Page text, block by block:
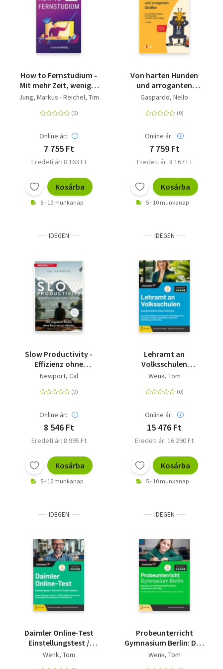
How to Fernstudium -
Mit mehr Zeit, weniger
Stress und besseren
berufsbegleitende
Jung, Markus - Reichel, Tim
Online ár:
7 755 Ft
Eredeti ár: 8 163 Ft
Kosárba
5 - 10 munkanap
Von harten Hunden
und arroganten
Giraffen - Der richtige
im Beruf und im Alltag
Gaspardo, Nello
Online ár:
7 759 Ft
Eredeti ár: 8 167 Ft
Kosárba
5 - 10 munkanap
IDEGEN
Slow Productivity -
Effizienz ohne
Überlastung - Die
ohne Burn-out zu
Newport, Cal
Online ár:
8 546 Ft
Eredeti ár: 8 995 Ft
Kosárba
5 - 10 munkanap
IDEGEN
Lehramt an
Volksschulen
Auswahlverfahren
Dein Online-
über 5.000 Aufgaben
(inkl. Lösungen) und
Erfahrungsberichten
zur optimalen
deinen Test
Wenk, Tom
Online ár:
15 476 Ft
Eredeti ár: 16 290 Ft
Kosárba
5 - 10 munkanap
IDEGEN
Daimler Online-Test
Einstellungstest /
Assessment Center
Wenk, Tom
IDEGEN
Probeunterricht
Gymnasium Berlin: Das
Buch zur
Wenk, Tom